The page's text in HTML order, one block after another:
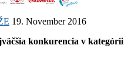
19. November 2016
konkurencia v kategórii